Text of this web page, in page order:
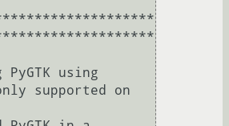
supported on